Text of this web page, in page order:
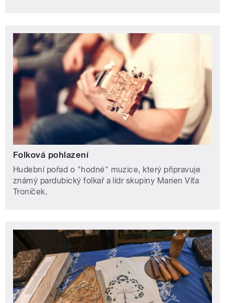
Folková pohlazení
Hudební pořad o "hodné" muzice, který připravuje
známý pardubický folkař a lídr skupiny Marien Víťa
Troníček.